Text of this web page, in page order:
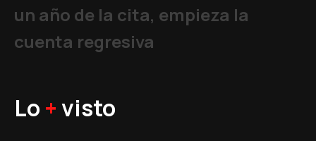
un año de la cita, empieza la
cuenta regresiva
Lo +visto